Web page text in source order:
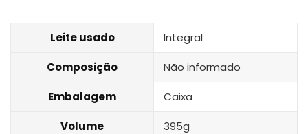
Leite usado Integral
Composição Não informado
Embalagem Caixa
Volume 395g